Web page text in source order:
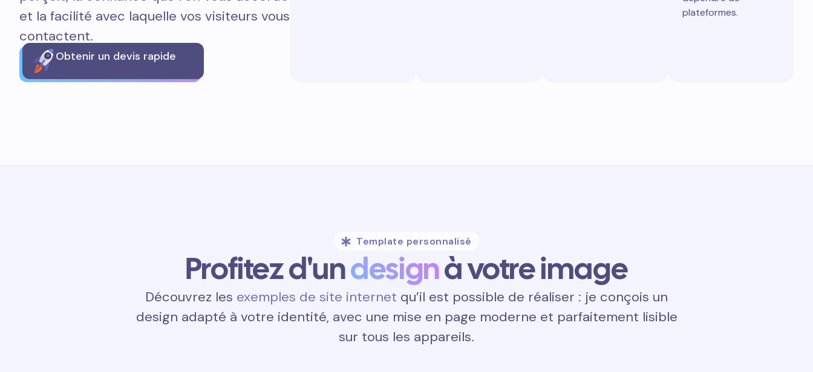
et la facilité avec laquelle vos visiteurs vous
contactent.
Obtenir un devis rapide
plateformes.
Template personnalisé
Profitez d'undesignà votre image
Découvrez les exemples de site internet qu’il est possible de réaliser : je conçois un
design adapté à votre identité, avec une mise en page moderne et parfaitement lisible
sur tous les appareils.